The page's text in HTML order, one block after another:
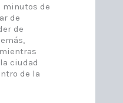
minutos de
de
de
ciudad
de la